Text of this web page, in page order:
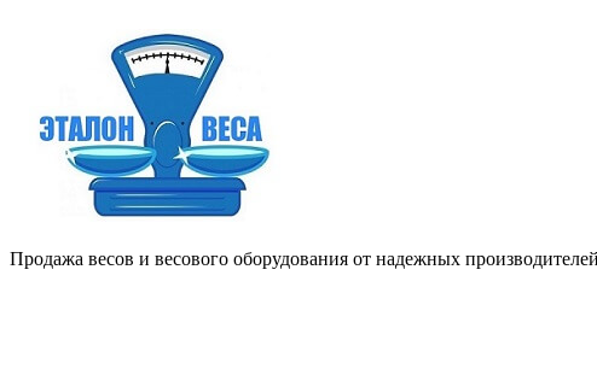
Продажа весов и весового оборудования от надежных